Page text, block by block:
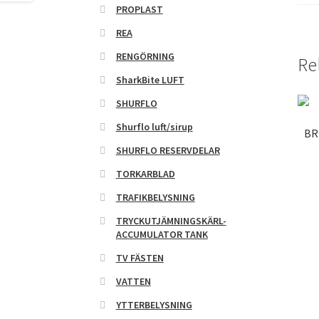
PROPLAST
REA
RENGÖRNING
SharkBite LUFT
SHURFLO
Shurflo luft/sirup
SHURFLO RESERVDELAR
TORKARBLAD
TRAFIKBELYSNING
TRYCKUTJÄMNINGSKÄRL-
ACCUMULATOR TANK
TV FÄSTEN
VATTEN
YTTERBELYSNING